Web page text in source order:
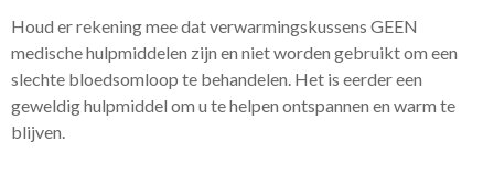
Houd er rekening mee dat verwarmingskussens GEEN
medische hulpmiddelen zijn en niet worden gebruikt om een ​​
slechte bloedsomloop te behandelen. Het is eerder een
geweldig hulpmiddel om u te helpen ontspannen en warm te
blijven.